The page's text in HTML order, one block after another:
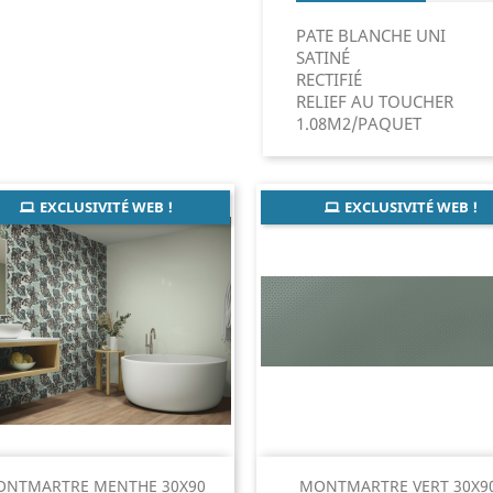
PATE BLANCHE UNI
SATINÉ
RECTIFIÉ
RELIEF AU TOUCHER
1.08M2/PAQUET
MENTHE 30X90
EXCLUSIVITÉ WEB !
Aperçu rapide MONTMARTRE VERT
EXCLUSIVITÉ WEB !
Aperçu rapide